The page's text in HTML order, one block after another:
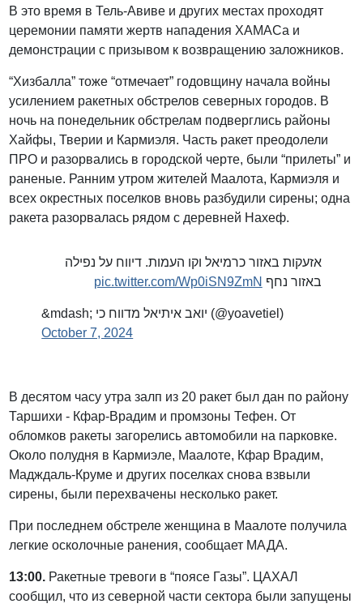
В это время в Тель-Авиве и других местах проходят
церемонии памяти жертв нападения ХАМАСа и
демонстрации с призывом к возвращению заложников.
“Хизбалла” тоже “отмечает” годовщину начала войны
усилением ракетных обстрелов северных городов. В
ночь на понедельник обстрелам подверглись районы
Хайфы, Тверии и Кармиэля. Часть ракет преодолели
ПРО и разорвались в городской черте, были “прилеты” и
раненые. Ранним утром жителей Маалота, Кармиэля и
всех окрестных поселков вновь разбудили сирены; одна
ракета разорвалась рядом с деревней Нахеф.
אזעקות באזור כרמיאל וקו העמות. דיווח על נפילה
באזור נחף pic.twitter.com/Wp0iSN9ZmN
&mdash; יואב איתיאל מדווח כי (@yoavetiel)
October 7, 2024
В десятом часу утра залп из 20 ракет был дан по району
Таршихи - Кфар-Врадим и промзоны Тефен. От
обломков ракеты загорелись автомобили на парковке.
Около полудня в Кармиэле, Маалоте, Кфар Врадим,
Мадждаль-Круме и других поселках снова взвыли
сирены, были перехвачены несколько ракет.
При последнем обстреле женщина в Маалоте получила
легкие осколочные ранения, сообщает МАДА.
13:00. Ракетные тревоги в “поясе Газы”. ЦАХАЛ
сообщил, что из северной части сектора были запущены